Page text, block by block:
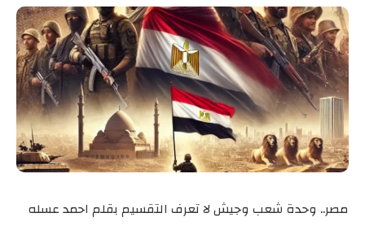
مصر.. وحدة شعب وجيش لا تعرف التقسيم بقلم احمد عسله